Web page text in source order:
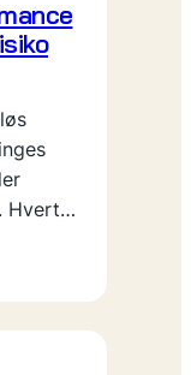
Hvert…